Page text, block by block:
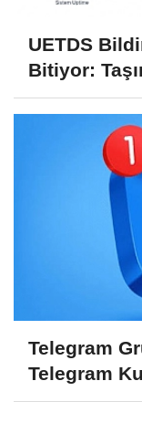
UETDS
Bitiyor:
Telegram
Telegram